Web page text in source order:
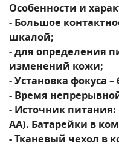
Особенности и
- Большое
шкалой;
- для определения
изменений кожи;
- Установка фокуса
- Время
- Источник питания:
АА). Батарейки в
- Тканевый чехол в